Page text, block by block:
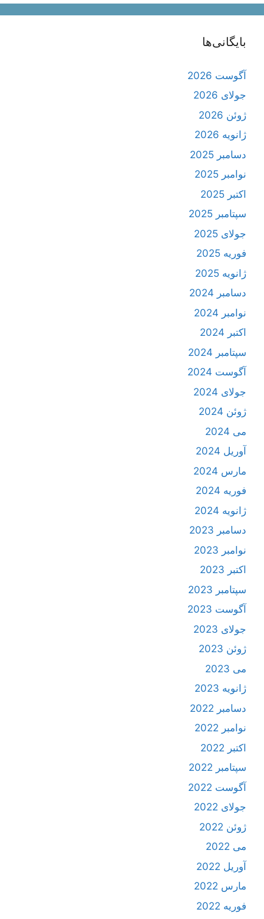
بایگانی‌ها
آگوست 2026
جولای 2026
ژوئن 2026
ژانویه 2026
دسامبر 2025
نوامبر 2025
اکتبر 2025
سپتامبر 2025
جولای 2025
فوریه 2025
ژانویه 2025
دسامبر 2024
نوامبر 2024
اکتبر 2024
سپتامبر 2024
آگوست 2024
جولای 2024
ژوئن 2024
می 2024
آوریل 2024
مارس 2024
فوریه 2024
ژانویه 2024
دسامبر 2023
نوامبر 2023
اکتبر 2023
سپتامبر 2023
آگوست 2023
جولای 2023
ژوئن 2023
می 2023
ژانویه 2023
دسامبر 2022
نوامبر 2022
اکتبر 2022
سپتامبر 2022
آگوست 2022
جولای 2022
ژوئن 2022
می 2022
آوریل 2022
مارس 2022
فوریه 2022